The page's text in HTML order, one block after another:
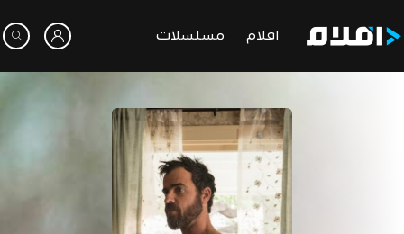
افلام مسلسلات